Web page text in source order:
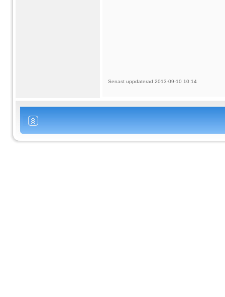
Senast uppdaterad 2013-09-10 10:14